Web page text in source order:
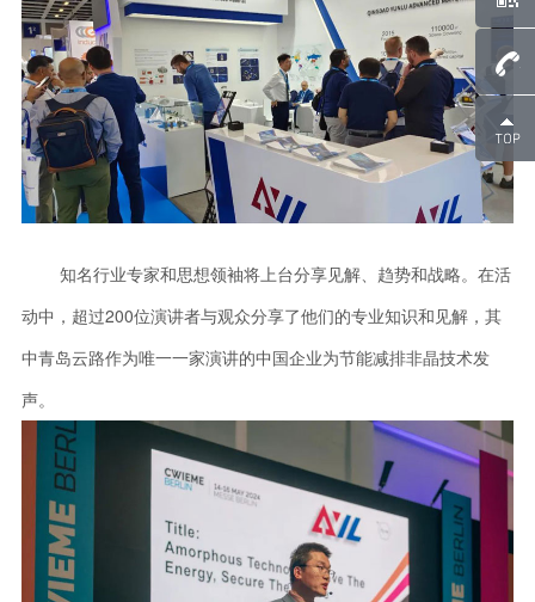
知名行业专家和思想领袖将上台分享见解、趋势和战略。在活
动中，超过200位演讲者与观众分享了他们的专业知识和见解，其
中青岛云路作为唯一一家演讲的中国企业为节能减排非晶技术发
声。